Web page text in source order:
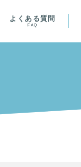
よくある質問
FAQ